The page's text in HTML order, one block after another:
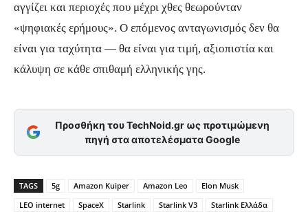
αγγίζει και περιοχές που μέχρι χθες θεωρούνταν
«ψηφιακές ερήμους». Ο επόμενος ανταγωνισμός δεν θα
είναι για ταχύτητα — θα είναι για τιμή, αξιοπιστία και
κάλυψη σε κάθε σπιθαμή ελληνικής γης.
Προσθήκη του TechNoid.gr ως προτιμώμενη
πηγή στα αποτελέσματα Google
TAGS 5g Amazon Kuiper Amazon Leo
Elon Musk
LEO internet
SpaceX Starlink Starlink V3
Starlink Ελλάδα